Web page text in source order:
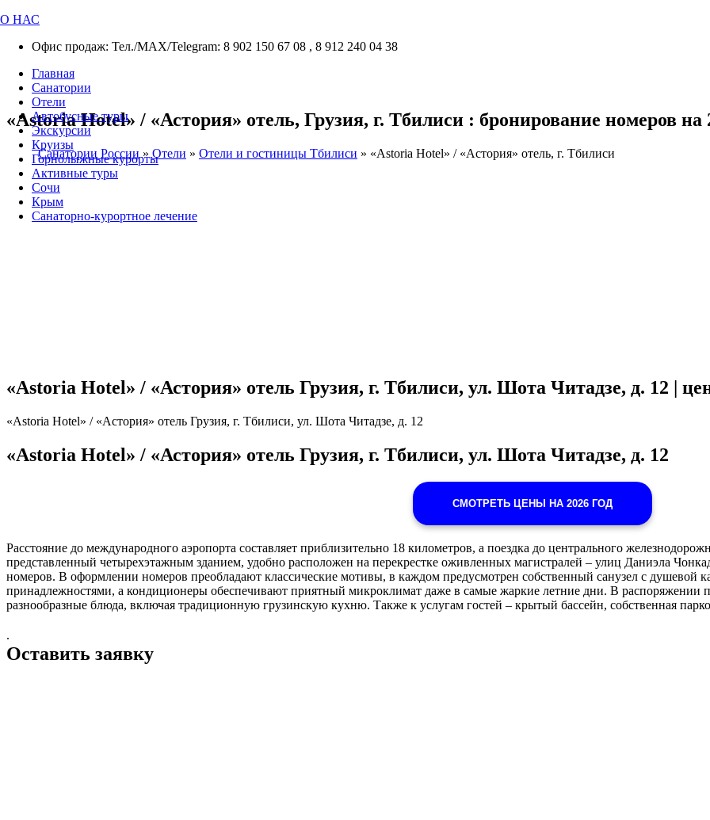
О НАС
Офис продаж: Тел./МАХ/Telegram: 8 902 150 67 08 , 8 912 240 04 38
Главная
Санатории
Отели
Автобусные туры
Экскурсии
Круизы
Горнолыжные курорты
Активные туры
Сочи
Крым
Санаторно-курортное лечение
«Astoria Hotel» / «Астория» отель, Грузия, г. Тбилиси : бронирование номеров на
Санатории России » Отели » Отели и гостиницы Тбилиси » «Astoria Hotel» / «Астория» отель, г. Тбилиси
«Astoria Hotel» / «Астория» отель Грузия, г. Тбилиси, ул. Шота Читадзе, д. 12 |
«Astoria Hotel» / «Астория» отель Грузия, г. Тбилиси, ул. Шота Читадзе, д. 12
«Astoria Hotel» / «Астория» отель Грузия, г. Тбилиси, ул. Шота Читадзе, д. 12
СМОТРЕТЬ ЦЕНЫ НА 2026 ГОД
Расстояние до международного аэропорта составляет приблизительно 18 километров, а поездка до центрального
представленный четырехэтажным зданием, удобно расположен на перекрестке оживленных магистралей – улиц Даниэла
номеров. В оформлении номеров преобладают классические мотивы, в каждом предусмотрен собственный санузел с
принадлежностями, а кондиционеры обеспечивают приятный микроклимат даже в самые жаркие летние дни. В распоряжении
разнообразные блюда, включая традиционную грузинскую кухню. Также к услугам гостей – крытый бассейн, собственная
.
Оставить заявку